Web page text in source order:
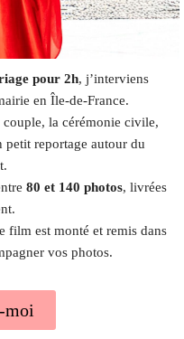
pour 2h, j’interviens
en Île-de-France.
la cérémonie civile,
petit reportage autour du
80 et 140 photos, livrées
film est monté et remis dans
vos photos.
moi